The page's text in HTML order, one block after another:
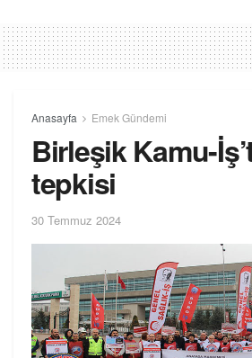
Anasayfa Emek Gündemi
Birleşik Kamu-
tepkisi
30 Temmuz 2024